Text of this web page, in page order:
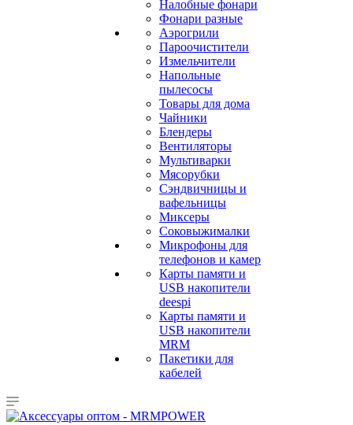
Налобные фонари
Фонари разные
Аэрогрили
Пароочистители
Измельчители
Напольные
пылесосы
Товары для дома
Чайники
Блендеры
Вентиляторы
Мультиварки
Мясорубки
Сэндвичницы и
вафельницы
Миксеры
Соковыжималки
Микрофоны для
телефонов и камер
Карты памяти и
USB накопители
deespi
Карты памяти и
USB накопители
MRM
Пакетики для
кабелей